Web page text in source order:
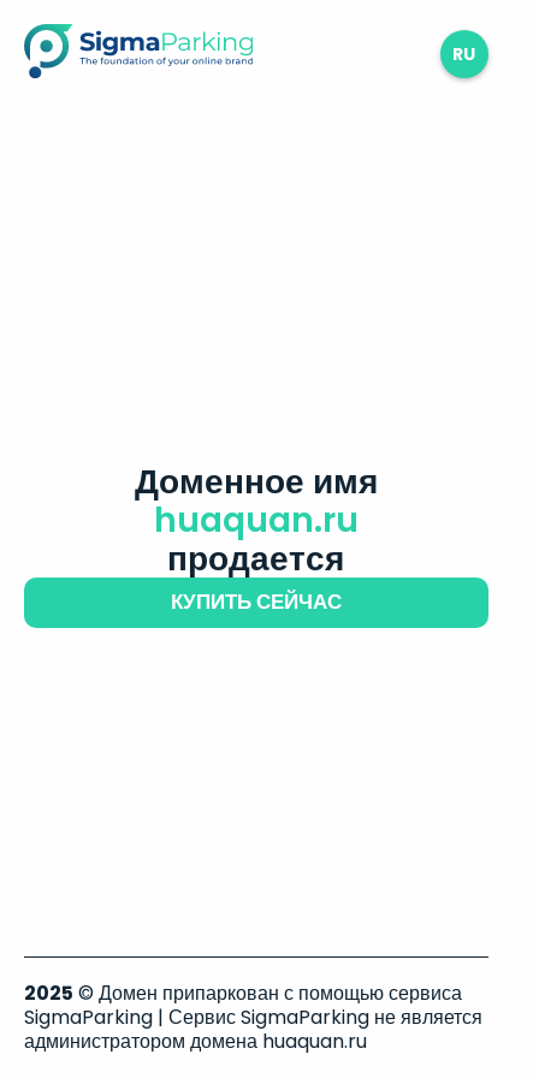
RU
Доменное имя
huaquan.ru
продается
КУПИТЬ СЕЙЧАС
2025 © Домен припаркован с помощью сервиса
SigmaParking | Сервис SigmaParking не является
администратором домена huaquan.ru